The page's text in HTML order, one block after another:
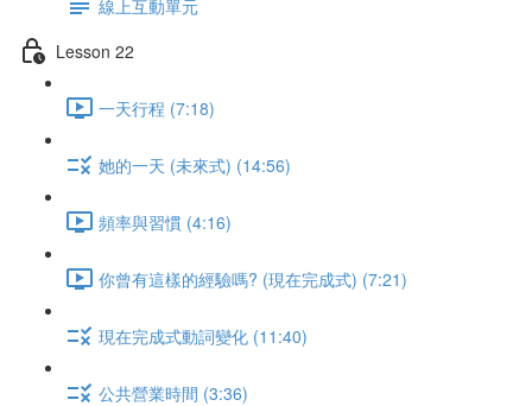
線上互動單元
Lesson 22
一天行程 (7:18)
她的一天 (未來式) (14:56)
頻率與習慣 (4:16)
你曾有這樣的經驗嗎? (現在完成式) (7:21)
現在完成式動詞變化 (11:40)
公共營業時間 (3:36)